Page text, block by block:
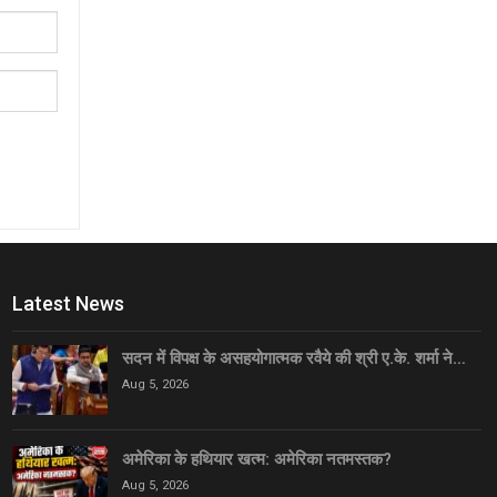
Latest News
सदन में विपक्ष के असहयोगात्मक रवैये की श्री ए.के. शर्मा ने…
Aug 5, 2026
अमेरिका के हथियार खत्म: अमेरिका नतमस्तक?
Aug 5, 2026